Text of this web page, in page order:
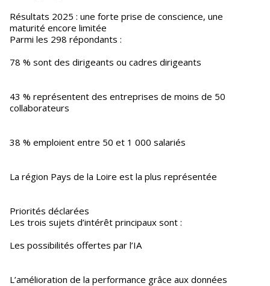
Résultats 2025 : une forte prise de conscience, une
maturité encore limitée
Parmi les 298 répondants :
78 % sont des dirigeants ou cadres dirigeants
43 % représentent des entreprises de moins de 50
collaborateurs
38 % emploient entre 50 et 1 000 salariés
La région Pays de la Loire est la plus représentée
Priorités déclarées
Les trois sujets d’intérêt principaux sont :
Les possibilités offertes par l’IA
L’amélioration de la performance grâce aux données